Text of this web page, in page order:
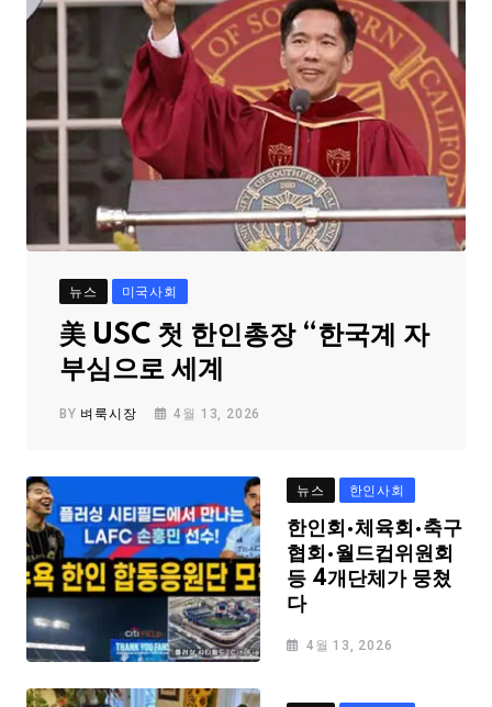
뉴스 미국사회
美 USC 첫 한인총장 “한국계 자
부심으로 세계
BY 벼룩시장 4월 13, 2026
뉴스 한인사회
한인회·체육회·축구
협회·월드컵위원회
등 4개단체가 뭉쳤
다
4월 13, 2026